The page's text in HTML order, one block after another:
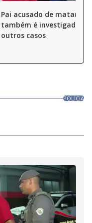
Pai acusado de matar o
também é investigado
outros casos
POLÍCIA